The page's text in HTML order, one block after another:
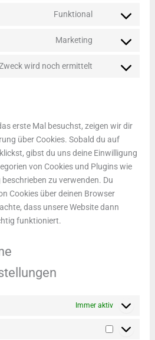
service
Funktional
Consent
service
Marketing
Consent
service
wird noch ermittelt
Consent
erste Mal besuchst, zeigen wir dir
über Cookies. Sobald du auf
gibst du uns deine Einwilligung
von Cookies und Plugins wie
zu verwenden. Du
Cookies über deinen Browser
dass unsere Website dann
funktioniert.
Immer aktiv
Statistiken